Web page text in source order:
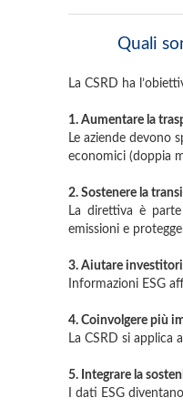
Quali
La CSRD ha
1. Aumentare la
Le aziende devono
economici (doppia
2. Sostenere la
La direttiva è
emissioni e
3. Aiutare
Informazioni ESG
4. Coinvolgere più
La CSRD si
5. Integrare la
I dati ESG